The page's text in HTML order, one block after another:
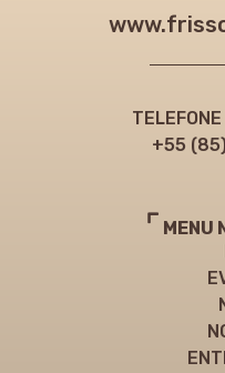
+55
MENU